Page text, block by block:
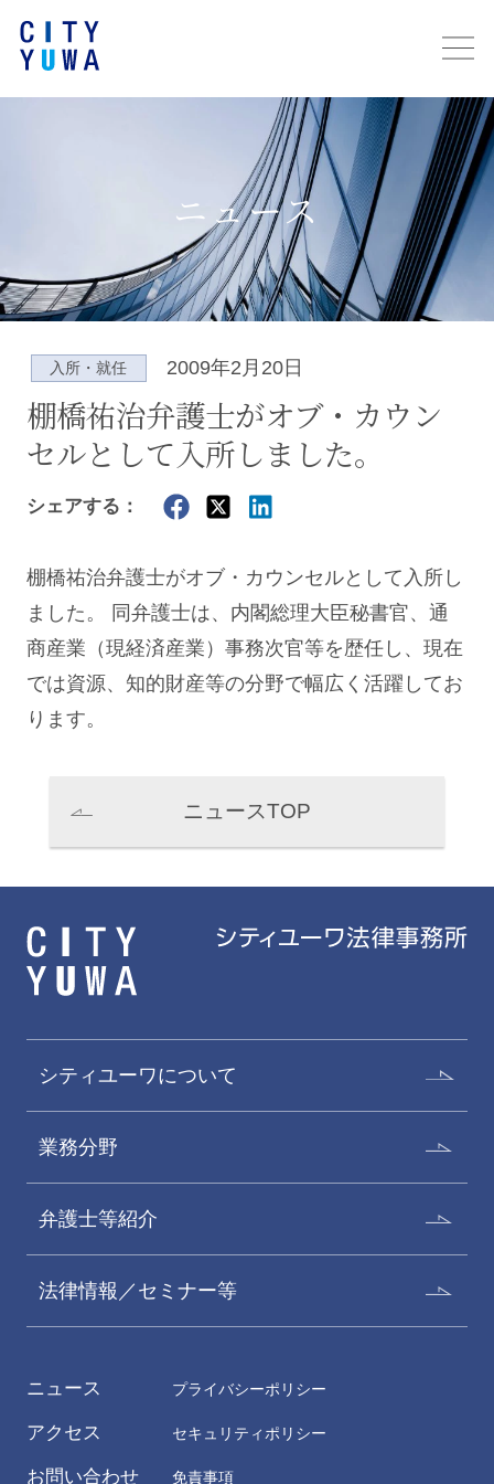
ニュース
入所・就任 2009年2月20日
棚橋祐治弁護士がオブ・カウン
セルとして入所しました。
シェアする：
棚橋祐治弁護士がオブ・カウンセルとして入所し
ました。 同弁護士は、内閣総理大臣秘書官、通
商産業（現経済産業）事務次官等を歴任し、現在
では資源、知的財産等の分野で幅広く活躍してお
ります。
ニュースTOP
シティユーワについて
業務分野
弁護士等紹介
法律情報／セミナー等
ニュース
アクセス
お問い合わせ
プライバシーポリシー
セキュリティポリシー
免責事項